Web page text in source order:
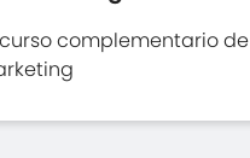
complementario de